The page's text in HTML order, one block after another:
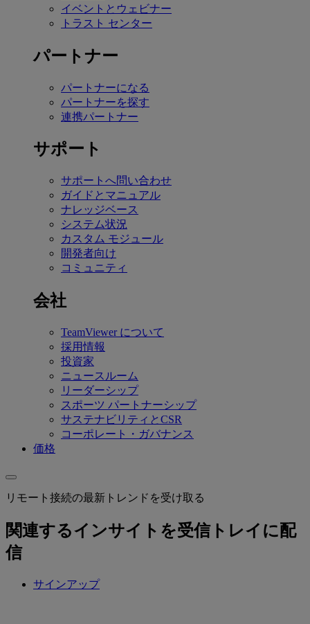
イベントとウェビナー
トラスト センター
パートナー
パートナーになる
パートナーを探す
連携パートナー
サポート
サポートへ問い合わせ
ガイドとマニュアル
ナレッジベース
システム状況
カスタム モジュール
開発者向け
コミュニティ
会社
TeamViewer について
採用情報
投資家
ニュースルーム
リーダーシップ
スポーツ パートナーシップ
サステナビリティとCSR
コーポレート・ガバナンス
価格
リモート接続の最新トレンドを受け取る
関連するインサイトを受信トレイに配
信
サインアップ